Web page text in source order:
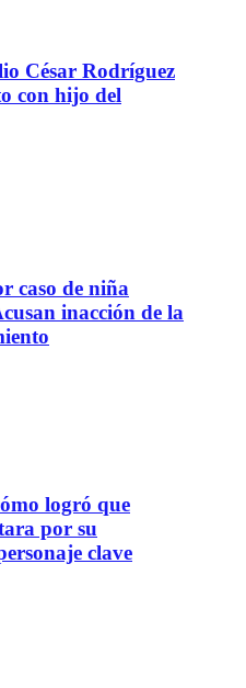
César Rodríguez
con hijo del
caso de niña
inacción de la
logró que
por su
clave